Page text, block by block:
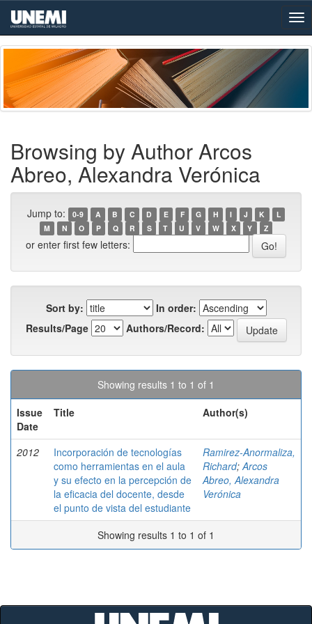
Skip
navigation
Browsing by Author Arcos
Abreo, Alexandra Verónica
Jump to: 0-9 A B C D E F G H I J K
L
M
N O P Q R S T U V W X Y Z
or enter first few letters:
Sort by:
In order:
Results/Page
Authors/Record:
Showing results 1 to 1 of 1
Issue
Date
Title Author(s)
2012
Incorporación de tecnologías
como herramientas en el aula
y su efecto en la percepción de
la eficacia del docente, desde
el punto de vista del estudiante
Ramirez-Anormaliza,
Richard; Arcos
Abreo, Alexandra
Verónica
Showing results 1 to 1 of 1